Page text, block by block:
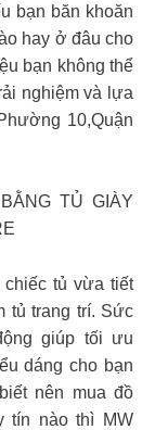
bạn băn khoăn
hay ở đâu cho
bạn không thể
nghiệm và lựa
10,Quận
TỦ GIÀY
tủ vừa tiết
tủ trang trí. Sức
giúp tối ưu
dáng cho bạn
nên mua đồ
tín nào thì MW